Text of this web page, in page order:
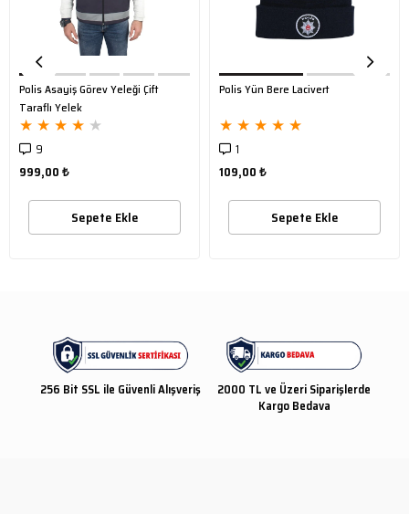
Polis Asayiş Görev Yeleği Çift
Taraflı Yelek
★ ★ ★ ★ ★
9
999,00 ₺
Sepete Ekle
Polis Yün Bere Lacivert
★ ★ ★ ★ ★
1
109,00 ₺
Sepete Ekle
256 Bit SSL ile Güvenli Alışveriş
2000 TL ve Üzeri Siparişlerde
Kargo Bedava